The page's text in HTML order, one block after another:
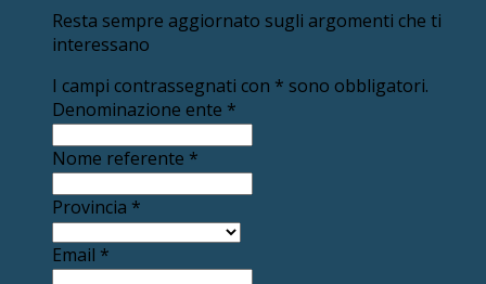
Resta sempre aggiornato sugli argomenti che ti
interessano
I campi contrassegnati con * sono obbligatori.
Denominazione ente *
Nome referente *
Provincia *
Email *